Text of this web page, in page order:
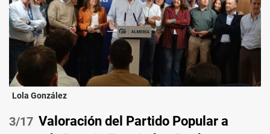
Lola González
/17 Valoración del Partido Popular a